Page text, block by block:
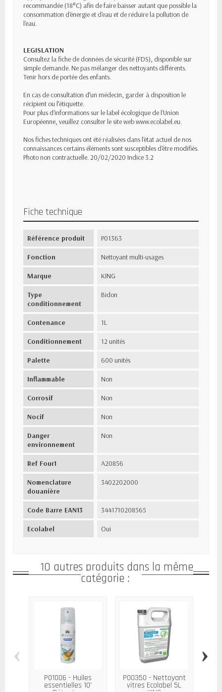
recommandée (18°C) afin de faire baisser autant que possible la
consommation d'énergie et d'eau et de réduire la pollution de
l'eau.
LEGISLATION
Consultez la fiche de données de sécurité (FDS), disponible sur
simple demande. Ne pas mélanger des nettoyants différents.
Tenir hors de portée des enfants.
En cas de consultation d’un médecin, garder à disposition le
récipient ou l’étiquette.
Pour plus d'informations sur le label écologique de l'Union
Européenne, veuillez consulter le site web www.ecolabel.eu.
Nos fiches techniques ont été réalisées dans l'état actuel de nos
connaissances certains éléments sont susceptibles d'être modifiés.
Photo non contractuelle. 20/02/2020 Indice 3.2
Fiche technique
Référence produit P01363
Fonction Nettoyant multi-usages
Marque KING
Type
conditionnement
Bidon
Contenance 1L
Conditionnement 12 unités
Palette 600 unités
Inflammable Non
Corrosif Non
Nocif Non
Danger
environnement
Non
Ref Four1 A20856
Nomenclature
douanière
3402202000
Code Barre EAN13 3441710208565
Ecolabel Oui
10 autres produits dans la même
catégorie :
P01006 - Huiles
essentielles 10'
P00350 - Nettoyant
vitres Ecolabel 5L
‹ ›